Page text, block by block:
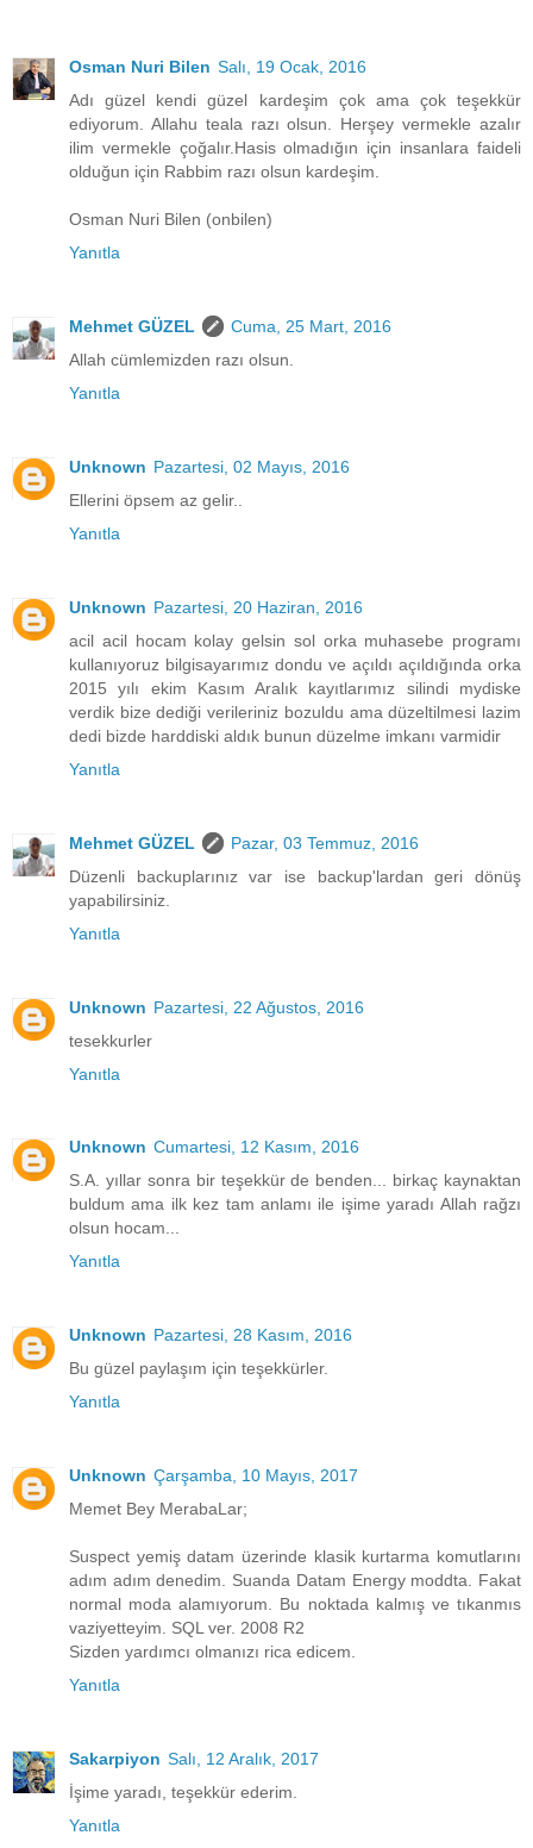
Osman Nuri Bilen Salı, 19 Ocak, 2016
Adı güzel kendi güzel kardeşim çok ama çok teşekkür
ediyorum. Allahu teala razı olsun. Herşey vermekle azalır
ilim vermekle çoğalır.Hasis olmadığın için insanlara faideli
olduğun için Rabbim razı olsun kardeşim.
Osman Nuri Bilen (onbilen)
Yanıtla
Mehmet GÜZEL
Cuma, 25 Mart, 2016
Allah cümlemizden razı olsun.
Yanıtla
Unknown Pazartesi, 02 Mayıs, 2016
Ellerini öpsem az gelir..
Yanıtla
Unknown Pazartesi, 20 Haziran, 2016
acil acil hocam kolay gelsin sol orka muhasebe programı
kullanıyoruz bilgisayarımız dondu ve açıldı açıldığında orka
2015 yılı ekim Kasım Aralık kayıtlarımız silindi mydiske
verdik bize dediği verileriniz bozuldu ama düzeltilmesi lazim
dedi bizde harddiski aldık bunun düzelme imkanı varmidir
Yanıtla
Mehmet GÜZEL
Pazar, 03 Temmuz, 2016
Düzenli backuplarınız var ise backup'lardan geri dönüş
yapabilirsiniz.
Yanıtla
Unknown Pazartesi, 22 Ağustos, 2016
tesekkurler
Yanıtla
Unknown Cumartesi, 12 Kasım, 2016
S.A. yıllar sonra bir teşekkür de benden... birkaç kaynaktan
buldum ama ilk kez tam anlamı ile işime yaradı Allah rağzı
olsun hocam...
Yanıtla
Unknown Pazartesi, 28 Kasım, 2016
Bu güzel paylaşım için teşekkürler.
Yanıtla
Unknown Çarşamba, 10 Mayıs, 2017
Memet Bey MerabaLar;
Suspect yemiş datam üzerinde klasik kurtarma komutlarını
adım adım denedim. Suanda Datam Energy moddta. Fakat
normal moda alamıyorum. Bu noktada kalmış ve tıkanmıs
vaziyetteyim. SQL ver. 2008 R2
Sizden yardımcı olmanızı rica edicem.
Yanıtla
Sakarpiyon Salı, 12 Aralık, 2017
İşime yaradı, teşekkür ederim.
Yanıtla